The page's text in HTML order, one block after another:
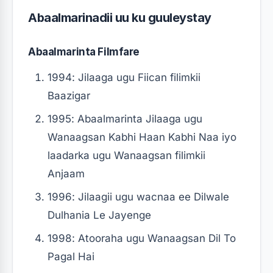
Abaalmarinadii uu ku guuleystay
Abaalmarinta Filmfare
1994: Jilaaga ugu Fiican filimkii
Baazigar
1995: Abaalmarinta Jilaaga ugu
Wanaagsan Kabhi Haan Kabhi Naa iyo
laadarka ugu Wanaagsan filimkii
Anjaam
1996: Jilaagii ugu wacnaa ee Dilwale
Dulhania Le Jayenge
1998: Atooraha ugu Wanaagsan Dil To
Pagal Hai